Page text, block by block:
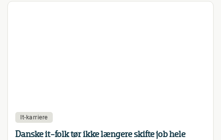
It-karriere
Danske it-folk tør ikke længere skifte job hele